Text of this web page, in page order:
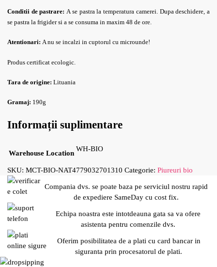
Conditii de pastrare: A se pastra la temperatura camerei. Dupa deschidere, a
se pastra la frigider si a se consuma in maxim 48 de ore.
Atentionari: A nu se incalzi in cuptorul cu microunde!
Produs certificat ecologic.
Tara de origine: Lituania
Gramaj: 190g
Informații suplimentare
Warehouse Location
WH-BIO
SKU: MCT-BIO-NAT4779032701310 Categorie: Piureuri bio
Compania dvs. se poate baza pe serviciul nostru rapid
de expediere SameDay cu cost fix.
Echipa noastra este intotdeauna gata sa va ofere
asistenta pentru comenzile dvs.
Oferim posibilitatea de a plati cu card bancar in
siguranta prin procesatorul de plati.